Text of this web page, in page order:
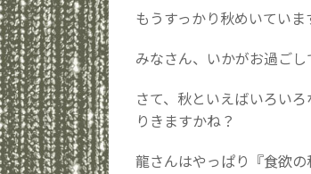
もうすっかり秋めいていま
みなさん、いかがお過ごし
さて、秋といえばいろい
りきますかね？
龍さんはやっぱり『食欲の